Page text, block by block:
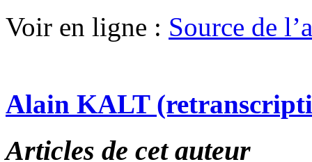
Voir en ligne : Source de
Alain KALT
Articles de cet auteur